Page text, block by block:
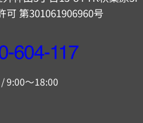
可 第301061906960号
9:00～18:00